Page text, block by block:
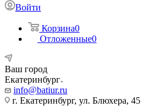
Войти
Корзина0
Отложенные0
Ваш город
Екатеринбург
info@batiur.ru
г. Екатеринбург, ул. Блюхера, 45